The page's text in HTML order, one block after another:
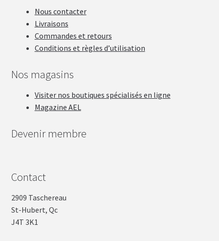
Nous contacter
Livraisons
Commandes et retours
Conditions et règles d’utilisation
Nos magasins
Visiter nos boutiques spécialisés en ligne
Magazine AEL
Devenir membre
Contact
2909 Taschereau
St-Hubert, Qc
J4T 3K1